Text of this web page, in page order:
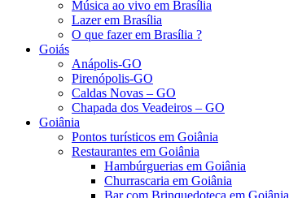
Música ao vivo em Brasília
Lazer em Brasília
O que fazer em Brasília ?
Goiás
Anápolis-GO
Pirenópolis-GO
Caldas Novas – GO
Chapada dos Veadeiros – GO
Goiânia
Pontos turísticos em Goiânia
Restaurantes em Goiânia
Hambúrguerias em Goiânia
Churrascaria em Goiânia
Bar com Brinquedoteca em Goiânia